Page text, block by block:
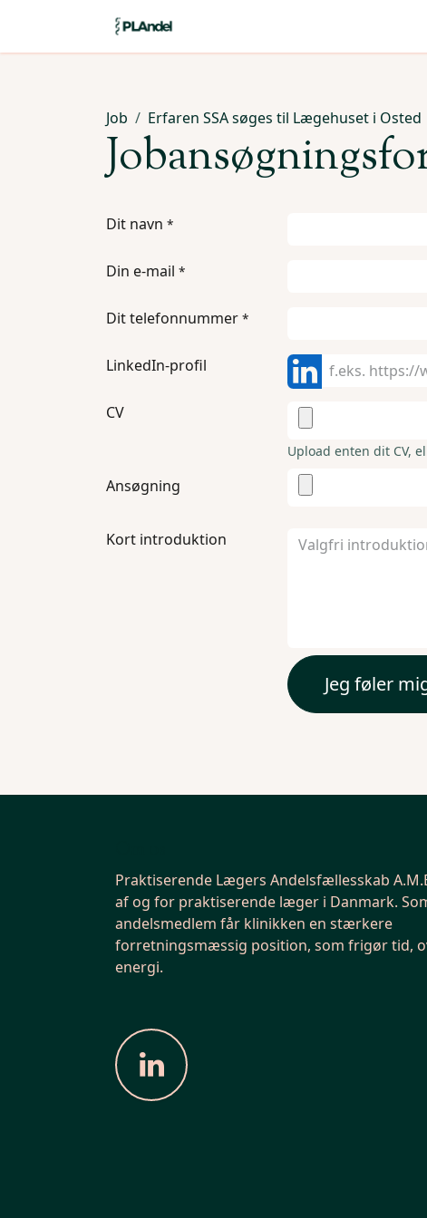
Job Erfaren SSA søges til Lægehuset i Osted
Dit navn *
Din e-mail *
Dit telefonnummer *
LinkedIn-profil
CV
Upload enten dit CV,
Ansøgning
Kort introduktion
Jeg føler
Praktiserende Lægers Andelsfællesskab
af og for praktiserende læger i Danmark.
andelsmedlem får klinikken en stærkere
forretningsmæssig position, som frigør tid,
energi.